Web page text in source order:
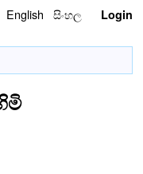
English සිංහල Login